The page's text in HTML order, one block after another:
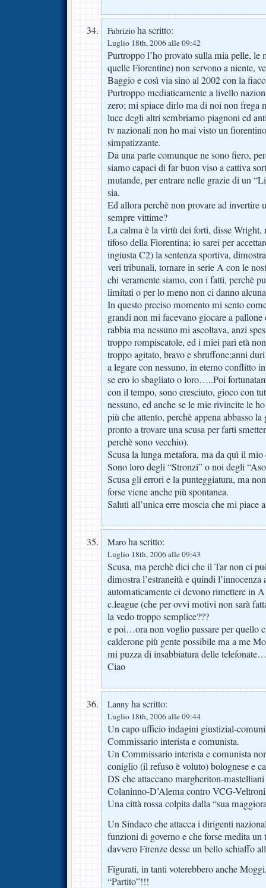
Fabrizio ha scritto:
Luglio 18th, 2006 alle 09:42
Purtroppo l’ho provato sulla mia pelle, le
quelle Fiorentine) non servono a niente,
Baggio e così via sino al 2002 con la
Purtroppo mediaticamente a livello
zero; mi spiace dirlo ma di noi non frega
luce degli altri sembriamo piagnoni ed
tv nazionali non ho mai visto un
simpatizzante.
Da una parte comunque ne sono fiero,
siamo capaci di far buon viso a cattiva
mutande, per entrare nelle grazie di un
sia.
Ed allora perchè non provare ad invertire
sempre vittime?
La calma è la virtù dei forti, disse Wright,
tifoso della Fiorentina; io sarei per
ingiusta C2) la sentenza sportiva,
veri tribunali, tornare in serie A con le
chi veramente siamo, con i fatti, perchè
limitati o per lo meno non ci danno
In questo preciso momento mi sento
grandi non mi facevano giocare a
rabbia ma nessuno mi ascoltava, anzi
troppo rompiscatole, ed i miei pari età
troppo agitato, bravo e sbruffone;anni
a legare con nessuno, in eterno conflitto
se ero io sbagliato o loro…..Poi
con il tempo, sono cresciuto, gioco con
nessuno, ed anche se le mie rivincite le
più che attento, perchè appena abbasso
pronto a trovare una scusa per farti
perchè sono vecchio).
Scusa la lunga metafora, ma da quì il
Sono loro degli “Stronzi” o noi degli
Scusa gli errori e la punteggiatura, ma
forse viene anche più spontanea.
Saluti all’unica erre moscia che mi piace
Maro ha scritto:
Luglio 18th, 2006 alle 09:43
Scusa, ma perchè dici che il Tar non ci
dimostra l’estraneità e quindi l’innocenza
automaticamente ci devono rimettere in
c.league (che per ovvi motivi non sarà
la vedo troppo semplice???
e poi…ora non voglio passare per quello
calderone più gente possibile ma a me
mi puzza di insabbiatura delle
Ciao
Lanny ha scritto:
Luglio 18th, 2006 alle 09:44
Un capo ufficio indagini giustizial-
Commissario interista e comunista.
Un Commissario interista e comunista
coniglio (il refuso è voluto) bolognese e
DS che attaccano margheriton-
Colaninno-D’Alema contro VCG-
Una città rossa colpita dalla “sua
Un Sindaco che attacca i dirigenti
funzioni di governo e che forse medita
davvero Firenze desse un bello schiaffo
Figurati, in tanti voterebbero anche
“Partito”!!!